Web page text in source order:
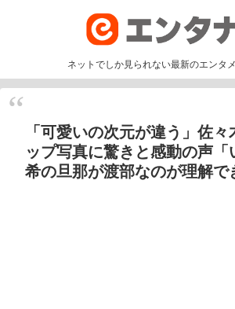
ネットでしか見られない最新のエンタ
「可愛いの次元が違う」佐
ップ写真に驚きと感動の声「
希の旦那が渡部なのが理解で